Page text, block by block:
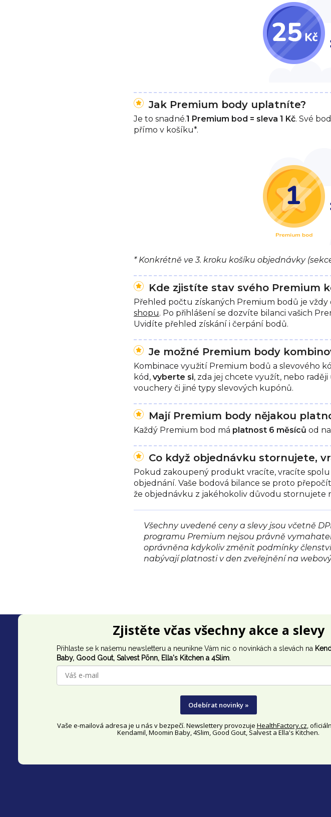
Jak Premium body uplatníte?
Je to snadné.1 Premium bod = sleva 1 Kč. Své
přímo v košíku*.
* Konkrétně ve 3. kroku košíku objednávky
Kde zjistíte stav svého Premium
Přehled počtu získaných Premium bodů je vždy
shopu. Po přihlášení se dozvíte bilanci vašich
Uvidíte přehled získání i čerpání bodů.
Je možné Premium body
Kombinace využití Premium bodů a slevového
kód, vyberte si, zda jej chcete využít, nebo
vouchery či jiné typy slevových kupónů.
Mají Premium body nějakou
Každý Premium bod má platnost 6 měsíců od
Co když objednávku stornujete,
Pokud zakoupený produkt vracíte, vracíte
objednání. Vaše bodová bilance se proto
že objednávku z jakéhokoliv důvodu stornujete
Všechny uvedené ceny a slevy jsou včetně
programu Premium nejsou právně
oprávněna kdykoliv změnit podmínky
nabývají platnosti v den zveřejnění na
Zjistěte včas všechny akce a slevy
Přihlaste se k našemu newsletteru a neunikne Vám nic o novinkách a slevách na
Baby, Good Gout, Salvest Põnn, Ella's Kitchen a 4Slim.
Odebírat novinky »
Vaše e-mailová adresa je u nás v bezpečí. Newslettery provozuje HealthFactory.cz,
Kendamil, Moomin Baby, 4Slim, Good Gout, Salvest a Ella's Kitchen.